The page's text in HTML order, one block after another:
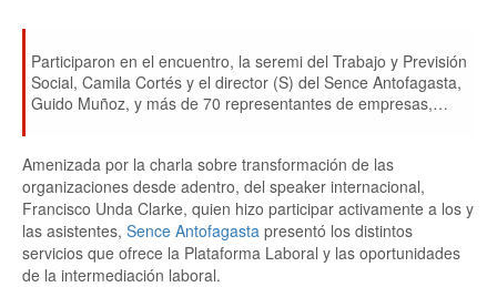
Participaron en el encuentro, la seremi del Trabajo y Previsión
Social, Camila Cortés y el director (S) del Sence Antofagasta,
Guido Muñoz, y más de 70 representantes de empresas,
como medio de acceso a la fuerza laboral en la zona.
Amenizada por la charla sobre transformación de las
organizaciones desde adentro, del speaker internacional,
Francisco Unda Clarke, quien hizo participar activamente a los y
las asistentes, Sence Antofagasta presentó los distintos
servicios que ofrece la Plataforma Laboral y las oportunidades
de la intermediación laboral.